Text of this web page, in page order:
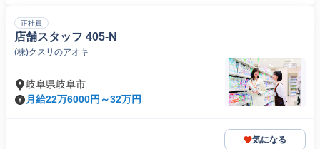
正社員
店舗スタッフ 405-N
(株)クスリのアオキ
岐阜県岐阜市
月給22万6000円～32万円
気になる